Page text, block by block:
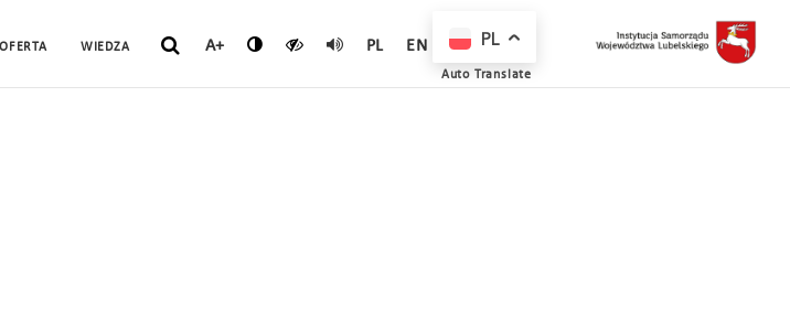
OFERTA WIEDZA A+ PL EN PL
Auto Translate